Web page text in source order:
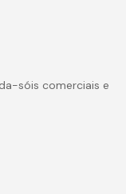
sóis comerciais e